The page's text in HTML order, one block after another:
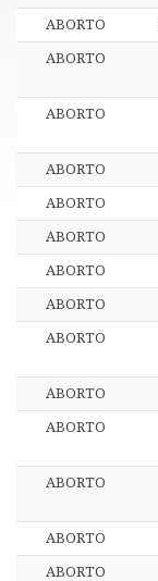
ABORTO
ABORTO
ABORTO
ABORTO
ABORTO
ABORTO
ABORTO
ABORTO
ABORTO
ABORTO
ABORTO
ABORTO
ABORTO
ABORTO